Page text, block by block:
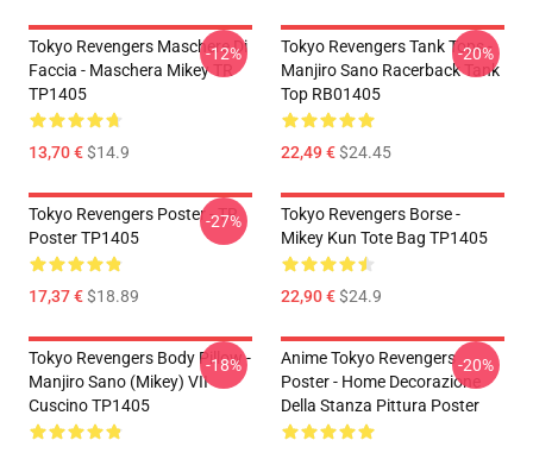
Tokyo Revengers Maschere Di
Faccia - Maschera Mikey TR
TP1405
13,70 €$14.9
-12%
Tokyo Revengers Tank Tops -
Manjiro Sano Racerback Tank
Top RB01405
22,49 €$24.45
-20%
Tokyo Revengers Poster - TR
Poster TP1405
17,37 €$18.89
-27%
Tokyo Revengers Borse -
Mikey Kun Tote Bag TP1405
22,90 €$24.9
Tokyo Revengers Body Pillow -
Manjiro Sano (Mikey) VII
Cuscino TP1405
-18%
Anime Tokyo Revengers
Poster - Home Decorazione
Della Stanza Pittura Poster
-20%